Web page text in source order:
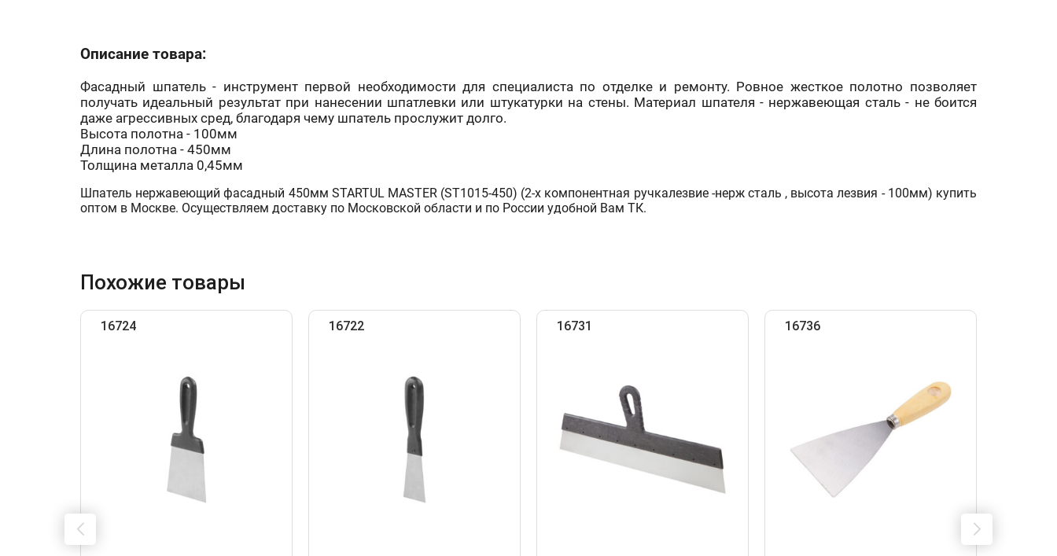
Описание товара:
Фасадный шпатель - инструмент первой необходимости для специалиста по отделке и ремонту. Ровное жесткое полотно позволяет
получать идеальный результат при нанесении шпатлевки или штукатурки на стены. Материал шпателя - нержавеющая сталь - не боится
даже агрессивных сред, благодаря чему шпатель прослужит долго.
Высота полотна - 100мм
Длина полотна - 450мм
Толщина металла 0,45мм
Шпатель нержавеющий фасадный 450мм STARTUL MASTER (ST1015-450) (2-х компонентная ручкалезвие -нерж сталь , высота лезвия - 100мм) купить
оптом в Москве. Осуществляем доставку по Московской области и по России удобной Вам ТК.
Похожие товары
16724 16722 16731 16736